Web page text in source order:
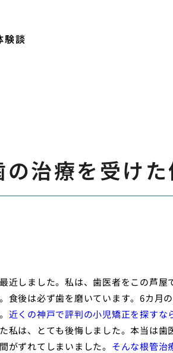
験談
治療を受け
近しました。私は、歯医者をこの芦屋
食後は必ず歯を磨いています。6カ月
近くの神戸で評判の小児矯正を探すな
私は、とても後悔しました。本当は歯
がずれてしまいました。 そんな根管治